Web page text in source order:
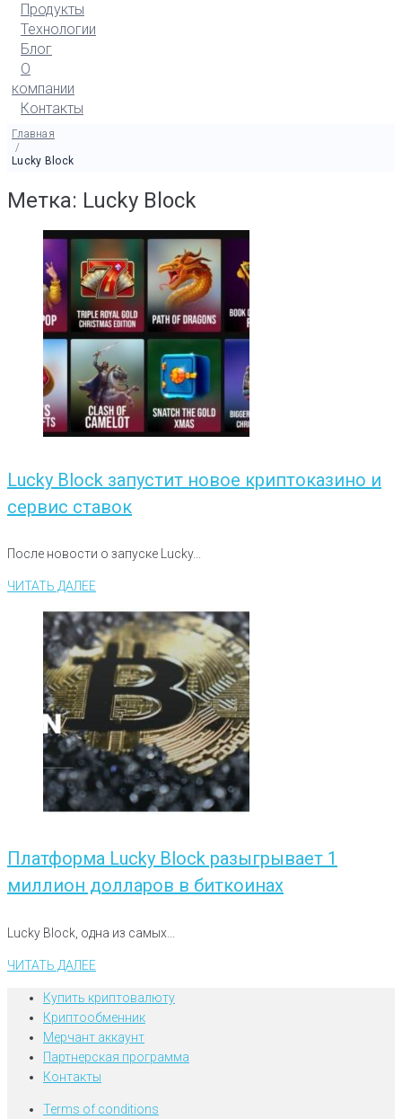
Продукты
Технологии
Блог
О
компании
Контакты
Главная
/
Lucky Block
Метка: Lucky Block
Lucky Block запустит новое криптоказино и
сервис ставок
После новости о запуске Lucky...
ЧИТАТЬ ДАЛЕЕ
Платформа Lucky Block разыгрывает 1
миллион долларов в биткоинах
Lucky Block, одна из самых...
ЧИТАТЬ ДАЛЕЕ
Купить криптовалюту
Криптообменник
Мерчант аккаунт
Партнерская программа
Контакты
Terms of conditions